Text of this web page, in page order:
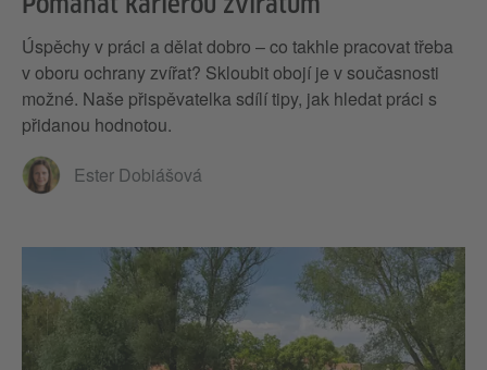
Úspěchy v práci a dělat dobro – co takhle pracovat třeba
v oboru ochrany zvířat? Skloubit obojí je v současnosti
možné. Naše přispěvatelka sdílí tipy, jak hledat práci s
přidanou hodnotou.
Ester Dobiášová